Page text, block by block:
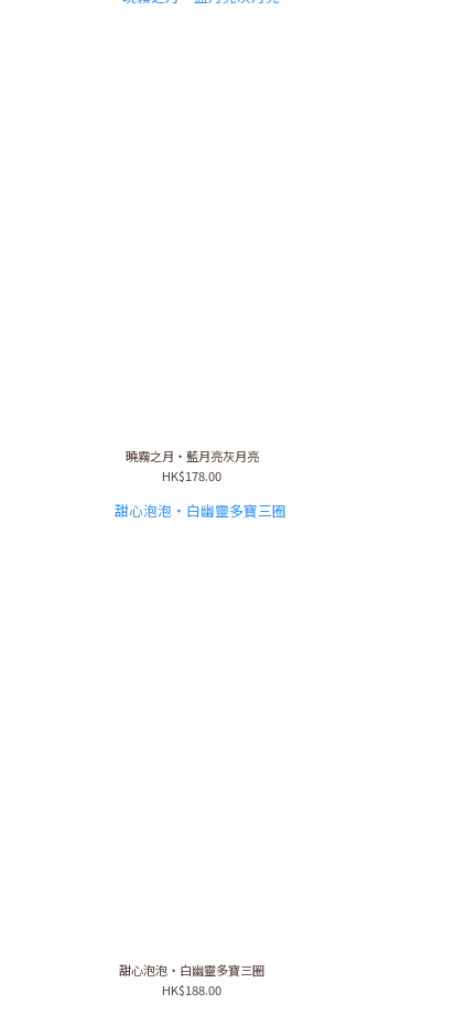
曉霧之月・藍月亮灰月亮
HK$178.00
甜心泡泡・白幽靈多寶三圈
HK$188.00